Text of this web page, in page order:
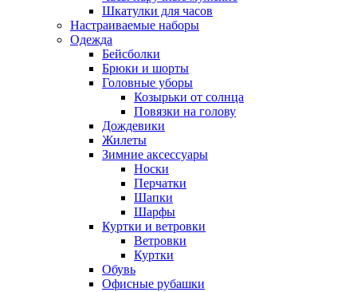
Шкатулки для часов
Настраиваемые наборы
Одежда
Бейсболки
Брюки и шорты
Головные уборы
Козырьки от солнца
Повязки на голову
Дождевики
Жилеты
Зимние аксессуары
Носки
Перчатки
Шапки
Шарфы
Куртки и ветровки
Ветровки
Куртки
Обувь
Офисные рубашки